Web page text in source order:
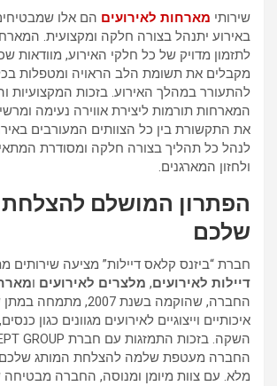
שירותי מארחות לאירועים הם אלו
באירוע יתנהל בצורה חלקה ומקצועית.
לתזמון מדויק של כל חלקי האירוע, מוודאות
מקבלים את תשומת הלב הראויה ומטפלות
להתעורר במהלך האירוע. בזכות המקצועיות
המארחות תורמות ליצירת אווירה נעימה
את התקשורת בין כל הצוותים המעורבים
לנהל כל תהליך בצורה חלקה ומסודרת
ולחזון המארגנים.
הפתרון המושלם להצלחת
שלכם
חברת “ביזנס קלאס דיילות” מציעה שירותים
דיילות לאירועים, מלצרים לאירועים ו
החברה, שהוקמה בשנת 2007,
איכותיים וייצוגיים לאירועים מגוונים כגון
מלא. עם צוות מיומן ומנוסה, החברה מבטיחה